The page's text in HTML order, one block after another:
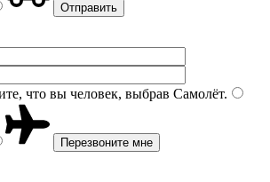
что вы человек, выбрав Самолёт.